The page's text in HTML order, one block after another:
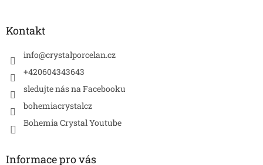
Kontakt
info@crystalporcelan.cz
+420604343643
sledujte nás na Facebooku
bohemiacrystalcz
Bohemia Crystal Youtube
Informace pro vás